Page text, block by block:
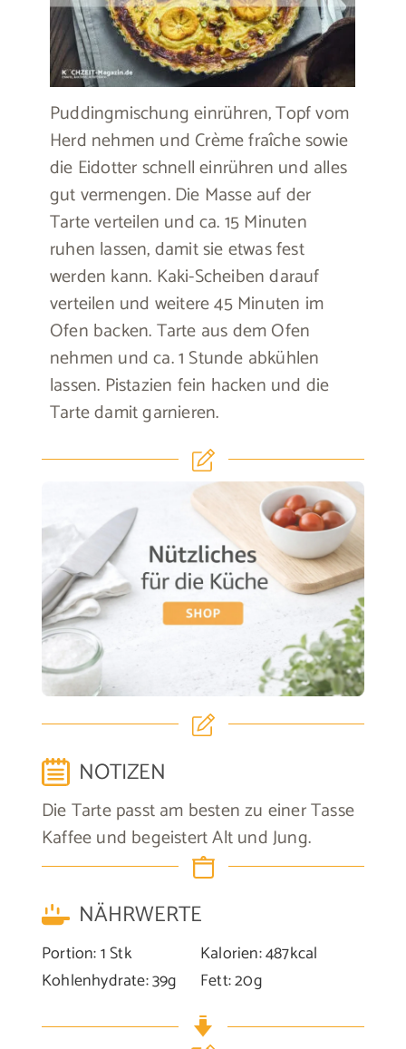
Puddingmischung einrühren, Topf vom
Herd nehmen und Crème fraîche sowie
die Eidotter schnell einrühren und alles
gut vermengen. Die Masse auf der
Tarte verteilen und ca. 15 Minuten
ruhen lassen, damit sie etwas fest
werden kann. Kaki-Scheiben darauf
verteilen und weitere 45 Minuten im
Ofen backen. Tarte aus dem Ofen
nehmen und ca. 1 Stunde abkühlen
lassen. Pistazien fein hacken und die
Tarte damit garnieren.
NOTIZEN
Die Tarte passt am besten zu einer Tasse
Kaffee und begeistert Alt und Jung.
NÄHRWERTE
Portion:1Stk Kalorien:487kcal
Kohlenhydrate:39g Fett:20g